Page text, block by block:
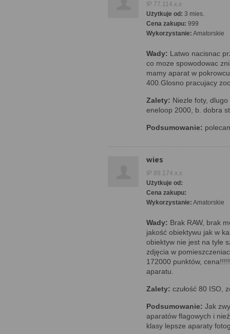
IP 77.114.x.x
Użytkuje od: 3 mies.
Cena zakupu: 999
Wykorzystanie: Amatorskie
Wady: Latwo nacisnac
co moze spowodowac
mamy aparat w
400.Glosno pracujacy
Zalety: Niezle foty,
eneloop 2000, b. dobra
Podsumowanie:
wies
IP 89.174.x.x
Użytkuje od:
Cena zakupu:
Wykorzystanie: Amatorskie
Wady: Brak RAW, brak
jakość obiektywu jak w
obiektyw nie jest na tyle
zdjęcia w
172000 punktów,
aparatu.
Zalety: czułość 80 ISO,
Podsumowanie: Jak
aparatów flagowych i
klasy lepsze aparaty